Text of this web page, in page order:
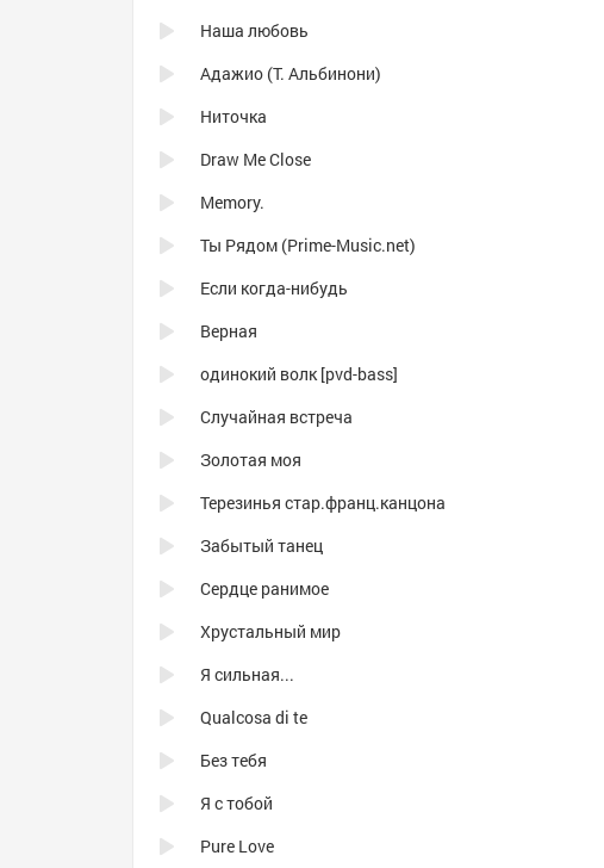
Наша любовь
Адажио (Т. Альбинони)
Ниточка
Draw Me Close
Memory.
Ты Рядом (Prime-Music.net)
Если когда-нибудь
Верная
одинокий волк [pvd-bass]
Случайная встреча
Золотая моя
Терезинья стар.франц.канцона
Забытый танец
Сердце ранимое
Хрустальный мир
Я сильная...
Qualcosa di te
Без тебя
Я с тобой
Pure Love